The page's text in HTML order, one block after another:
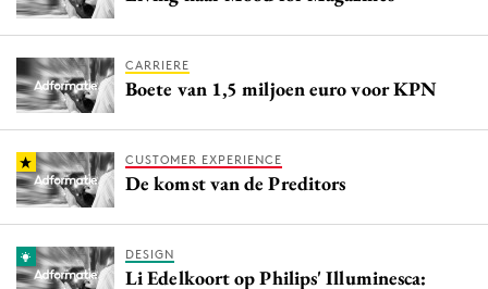
CARRIERE
Boete van 1,5 miljoen euro voor KPN
CUSTOMER EXPERIENCE
De komst van de Preditors
DESIGN
Li Edelkoort op Philips' Illuminesca: